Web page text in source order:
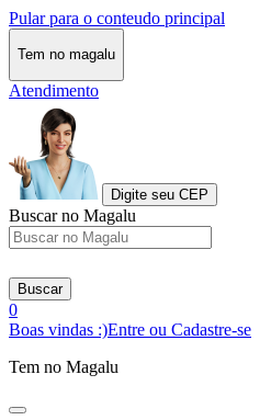
Pular para o conteudo principal
Tem no magalu
Atendimento
Digite seu CEP
Buscar no Magalu
Buscar
0
Boas vindas :)Entre ou Cadastre-se
Tem no Magalu